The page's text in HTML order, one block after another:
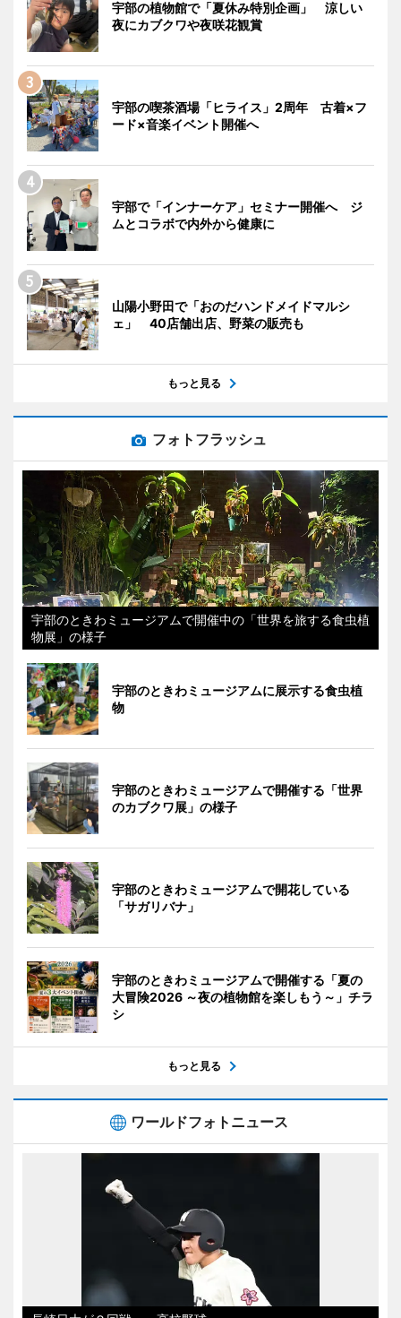
宇部の植物館で「夏休み特別企画」 涼しい
夜にカブクワや夜咲花観賞
宇部の喫茶酒場「ヒライス」2周年 古着×フ
ード×音楽イベント開催へ
宇部で「インナーケア」セミナー開催へ ジ
ムとコラボで内外から健康に
山陽小野田で「おのだハンドメイドマルシ
ェ」 40店舗出店、野菜の販売も
もっと見る
フォトフラッシュ
宇部のときわミュージアムで開催中の「世界を旅する食虫植
物展」の様子
宇部のときわミュージアムに展示する食虫植
物
宇部のときわミュージアムで開催する「世界
のカブクワ展」の様子
宇部のときわミュージアムで開花している
「サガリバナ」
宇部のときわミュージアムで開催する「夏の
大冒険2026 ～夜の植物館を楽しもう～」チラ
シ
もっと見る
ワールドフォトニュース